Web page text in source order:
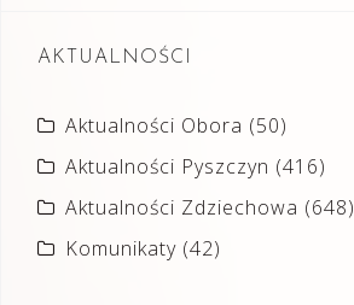
AKTUALNOŚCI
Aktualności Obora (50)
Aktualności Pyszczyn (416)
Aktualności Zdziechowa (648)
Komunikaty (42)